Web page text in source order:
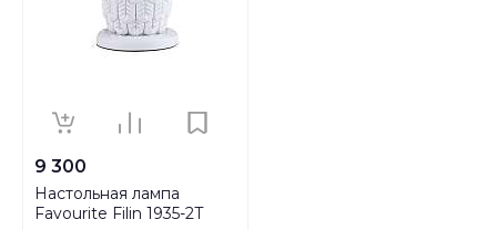
9 300
Настольная лампа
Favourite Filin 1935-2T